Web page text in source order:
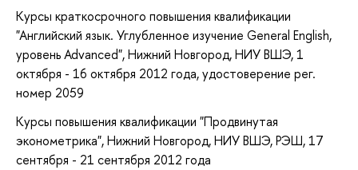
Курсы краткосрочного повышения квалификации
"Английский язык. Углубленное изучение General English,
уровень Advanced", Нижний Новгород, НИУ ВШЭ, 1
октября - 16 октября 2012 года, удостоверение рег.
номер 2059
Курсы повышения квалификации "Продвинутая
эконометрика", Нижний Новгород, НИУ ВШЭ, РЭШ, 17
сентября - 21 сентября 2012 года